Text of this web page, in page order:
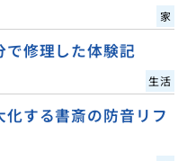
家
で修理した体験記
生活
する書斎の防音リフ